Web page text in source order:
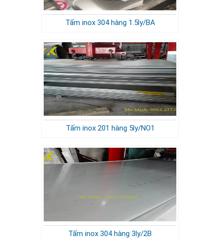
Tấm inox 304 hàng 1.5ly/BA
Tấm inox 201 hàng 5ly/NO1
Tấm inox 304 hàng 3ly/2B